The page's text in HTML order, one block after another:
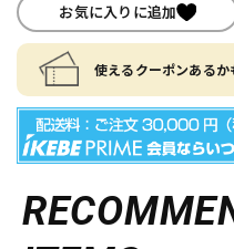
お気に入りに追加
使えるクーポンある